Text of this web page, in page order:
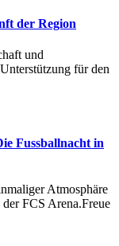
der Region
und
für den
Fussballnacht in
Atmosphäre
FCS Arena.Freue